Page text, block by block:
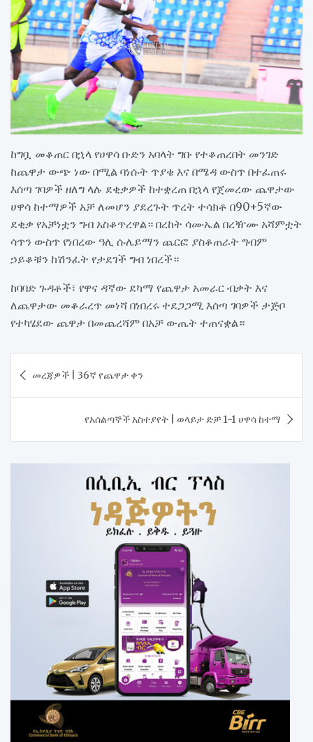
ከግቧ መቆጠር በኋላ የሀዋሳ ቡድን አባላት ግቡ የተቆጠረበት መንገድ
ከጨዋታ ውጭ ነው በሚል ባነሱት ጥያቄ እና በሜዳ ውስጥ በተፈጠሩ
እሰጣ ገባዎች ዘለግ ላሉ ደቂቃዎች ከተቋረጠ በኋላ የጀመረው ጨዋታው
ሀዋሳ ከተማዎች አቻ ለመሆን ያደረጉት ጥረት ተሳክቶ በ90+5ኛው
ደቂቃ የአቻነቷን ግብ አስቆጥረዋል። በረከት ሳሙኤል በረዥሙ አሻምቷት
ሳጥን ውስጥ የነበረው ዓሊ ሱሌይማን ጨርፎ ያስቆጠራት ግብም
ኃይቆቹን ከሽንፈት የታደገች ግብ ነበረች።
ከባባድ ጉዳቶች፣ የዋና ዳኛው ደካማ የጨዋታ አመራር ብቃት እና
ለጨዋታው መቆራረጥ መነሻ በነበረሩ ተደጋጋሚ እሰጣ ገባዎች ታጅቦ
የተካሄደው ጨዋታ በመጨረሻም በአቻ ውጤት ተጠናቋል።
navigation
መረጃዎች | 36ኛ የጨዋታ ቀን
የአሰልጣኞች አስተያየት | ወላይታ ድቻ 1-1 ሀዋሳ ከተማ